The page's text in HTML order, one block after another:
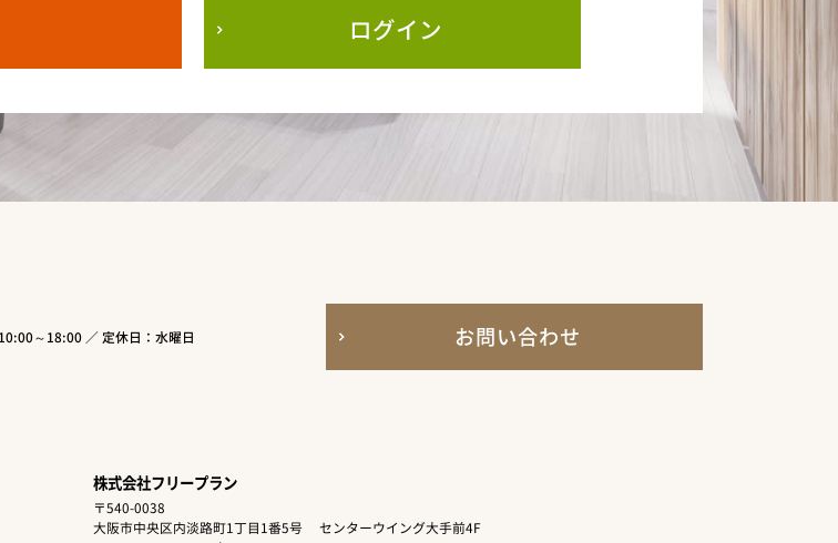
ログイン
～18:00 ／ 定休日：水曜日 お問い合わせ
株式会社フリープラン
〒540-0038
大阪市中央区内淡路町1丁目1番5号
センターウイング大手前4F